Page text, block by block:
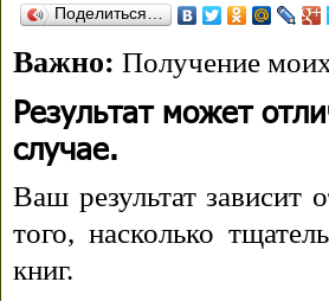
Поделиться…
Важно: Получение
Результат может
случае.
Ваш результат зависит
того, насколько
книг.